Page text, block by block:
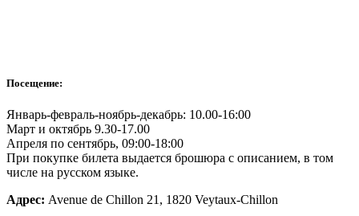
Посещение:
Январь-февраль-ноябрь-декабрь: 10.00-16:00
Март и октябрь 9.30-17.00
Апреля по сентябрь, 09:00-18:00
При покупке билета выдается брошюра с описанием, в том
числе на русском языке.
Адрес: Avenue de Chillon 21, 1820 Veytaux-Chillon